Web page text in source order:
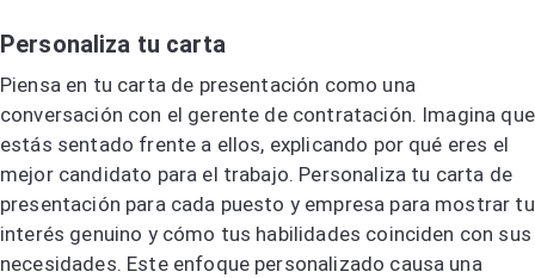
Personaliza tu carta
Piensa en tu carta de presentación como una
conversación con el gerente de contratación. Imagina que
estás sentado frente a ellos, explicando por qué eres el
mejor candidato para el trabajo. Personaliza tu carta de
presentación para cada puesto y empresa para mostrar tu
interés genuino y cómo tus habilidades coinciden con sus
necesidades. Este enfoque personalizado causa una